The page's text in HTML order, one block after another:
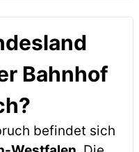
Bahnhof
befindet sich